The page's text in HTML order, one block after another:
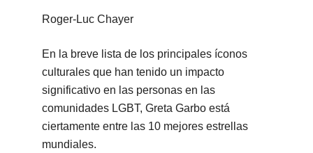
Roger-Luc Chayer
En la breve lista de los principales íconos
culturales que han tenido un impacto
significativo en las personas en las
comunidades LGBT, Greta Garbo está
ciertamente entre las 10 mejores estrellas
mundiales.